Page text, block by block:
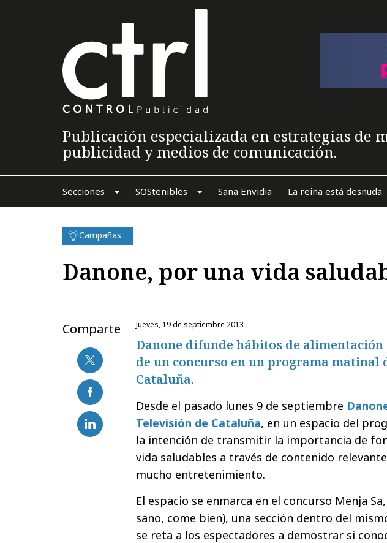
Publicación especializada en estrategias de
publicidad y medios de comunicación.
Secciones SOStenibles Sana Envidia La reina está desnuda
Campañas
Danone, por una vida
Comparte jueves, 19 de septiembre 2013
Danone difunde hábitos de
de un concurso en un programa matinal
Cataluña.
Desde el pasado lunes 9 de septiembre
Televisión de Cataluña, en un espacio del
la intención de transmitir la importancia de
vida saludables a través de contenido
mucho entretenimiento.
El espacio se enmarca en el concurso Menja
sano, come bien), una sección dentro del
se reta a los espectadores a demostrar si